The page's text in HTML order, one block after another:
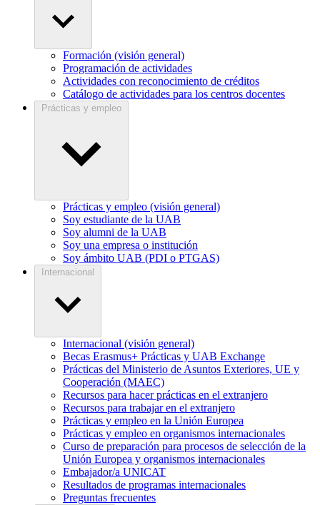
Formación (visión general)
Programación de actividades
Actividades con reconocimiento de créditos
Catálogo de actividades para los centros docentes
Prácticas y empleo
Prácticas y empleo (visión general)
Soy estudiante de la UAB
Soy alumni de la UAB
Soy una empresa o institución
Soy ámbito UAB (PDI o PTGAS)
Internacional
Internacional (visión general)
Becas Erasmus+ Prácticas y UAB Exchange
Prácticas del Ministerio de Asuntos Exteriores, UE y
Cooperación (MAEC)
Recursos para hacer prácticas en el extranjero
Recursos para trabajar en el extranjero
Prácticas y empleo en la Unión Europea
Prácticas y empleo en organismos internacionales
Curso de preparación para procesos de selección de la
Unión Europea y organismos internacionales
Embajador/a UNICAT
Resultados de programas internacionales
Preguntas frecuentes